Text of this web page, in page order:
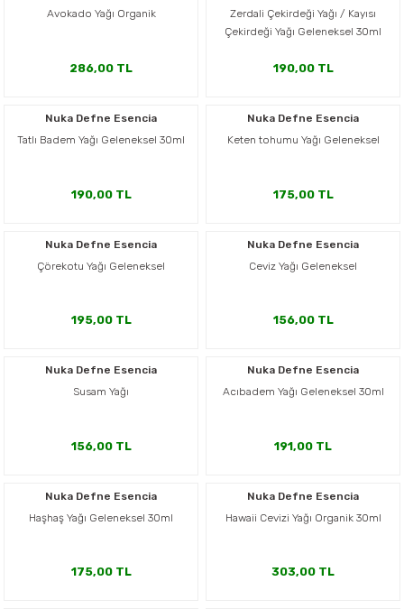
Avokado Yağı Organik
286,00 TL
Zerdali Çekirdeği Yağı / Kayısı
Çekirdeği Yağı Geleneksel 30ml
190,00 TL
Nuka Defne Esencia
Tatlı Badem Yağı Geleneksel 30ml
190,00 TL
Nuka Defne Esencia
Keten tohumu Yağı Geleneksel
175,00 TL
Nuka Defne Esencia
Çörekotu Yağı Geleneksel
195,00 TL
Nuka Defne Esencia
Ceviz Yağı Geleneksel
156,00 TL
Nuka Defne Esencia
Susam Yağı
156,00 TL
Nuka Defne Esencia
Acıbadem Yağı Geleneksel 30ml
191,00 TL
Nuka Defne Esencia
Haşhaş Yağı Geleneksel 30ml
175,00 TL
Nuka Defne Esencia
Hawaii Cevizi Yağı Organik 30ml
303,00 TL